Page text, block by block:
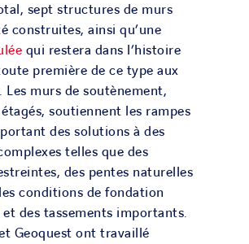
sept structures de murs
construites, ainsi qu’une
qui restera dans l’histoire
première de ce type aux
Les murs de soutènement,
soutiennent les rampes
des solutions à des
telles que des
des pentes naturelles
conditions de fondation
et des tassements importants.
Geoquest ont travaillé